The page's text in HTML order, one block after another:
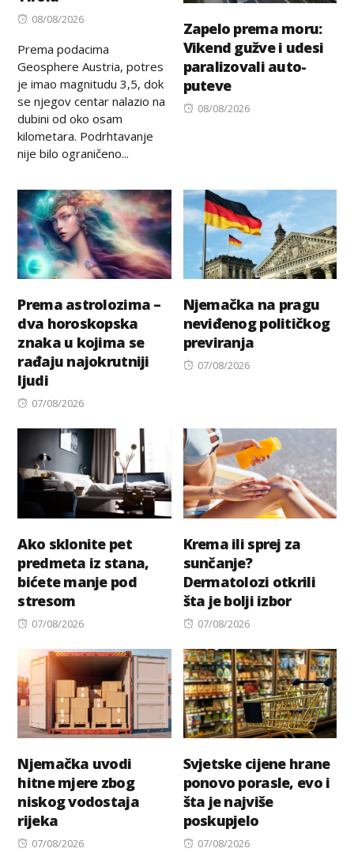
Posted
08/08/2026
Prema podacima
Geosphere Austria, potres
je imao magnitudu 3,5, dok
se njegov centar nalazio na
dubini od oko osam
kilometara. Podrhtavanje
nije bilo ograničeno...
Zapelo prema moru:
Vikend gužve i udesi
paralizovali auto-
puteve
Posted
08/08/2026
Prema astrolozima –
dva horoskopska
znaka u kojima se
rađaju najokrutniji
ljudi
Posted
07/08/2026
Njemačka na pragu
neviđenog političkog
previranja
Posted
07/08/2026
Ako sklonite pet
predmeta iz stana,
bićete manje pod
stresom
Posted
07/08/2026
Krema ili sprej za
sunčanje?
Dermatolozi otkrili
šta je bolji izbor
Posted
07/08/2026
Njemačka uvodi
hitne mjere zbog
niskog vodostaja
rijeka
Posted
07/08/2026
Svjetske cijene hrane
ponovo porasle, evo i
šta je najviše
poskupjelo
Posted
07/08/2026